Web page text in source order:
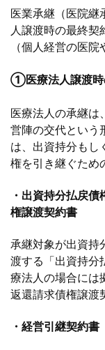
医業承継（医院
人譲渡時の最終
（個人経営の医
①医療法人譲渡時
医療法人の承継は
営陣の交代という
は、出資持分もし
権を引き継ぐため
・出資持分払戻
権譲渡契約書
承継対象が出資持
渡する「出資持分
療法人の場合には
返還請求債権譲渡
・経営引継契約書